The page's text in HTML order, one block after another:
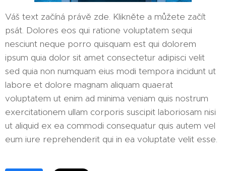
Váš text začíná právě zde. Klikněte a můžete začít
psát. Dolores eos qui ratione voluptatem sequi
nesciunt neque porro quisquam est qui dolorem
ipsum quia dolor sit amet consectetur adipisci velit
sed quia non numquam eius modi tempora incidunt ut
labore et dolore magnam aliquam quaerat
voluptatem ut enim ad minima veniam quis nostrum
exercitationem ullam corporis suscipit laboriosam nisi
ut aliquid ex ea commodi consequatur quis autem vel
eum iure reprehenderit qui in ea voluptate velit esse.